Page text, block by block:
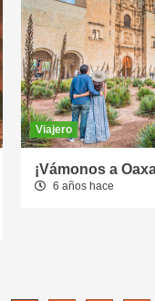
Viajero
¡Vámonos a
6 años hace